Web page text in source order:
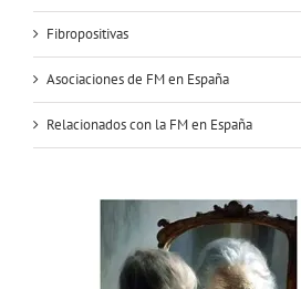
Fibropositivas
Asociaciones de FM en España
Relacionados con la FM en España